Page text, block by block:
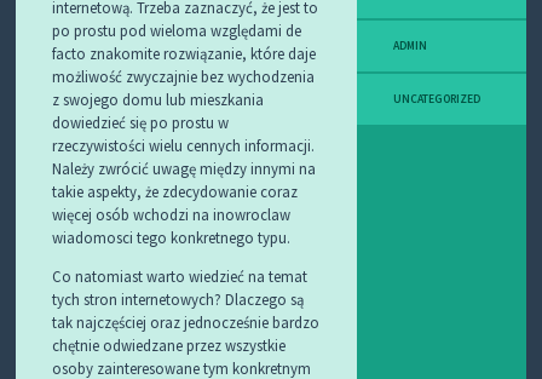
internetową. Trzeba zaznaczyć, że jest to
po prostu pod wieloma względami de
facto znakomite rozwiązanie, które daje
możliwość zwyczajnie bez wychodzenia
z swojego domu lub mieszkania
dowiedzieć się po prostu w
rzeczywistości wielu cennych informacji.
Należy zwrócić uwagę między innymi na
takie aspekty, że zdecydowanie coraz
więcej osób wchodzi na inowroclaw
wiadomosci tego konkretnego typu.
Co natomiast warto wiedzieć na temat
tych stron internetowych? Dlaczego są
tak najczęściej oraz jednocześnie bardzo
chętnie odwiedzane przez wszystkie
osoby zainteresowane tym konkretnym
ADMIN
UNCATEGORIZED